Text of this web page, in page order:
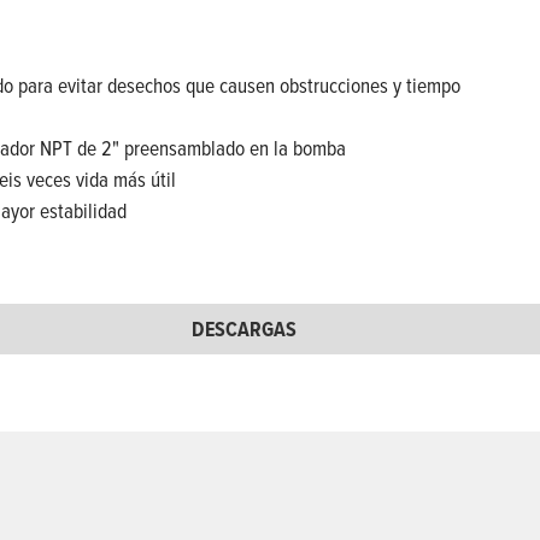
para evitar desechos que causen obstrucciones y tiempo
NPT de 2" preensamblado en la bomba
veces vida más útil
estabilidad
DESCARGAS